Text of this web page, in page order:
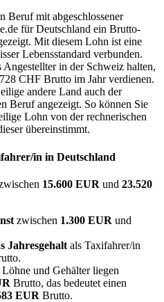
Beruf mit abgeschlossener
für Deutschland ein Brutto-
Mit diesem Lohn ist eine
Lebensstandard verbunden.
Angestellter in der Schweiz halten,
CHF Brutto im Jahr verdienen.
andere Land auch der
Beruf angezeigt. So können Sie
Lohn von der rechnerischen
übereinstimmt.
in in Deutschland
15.600 EUR und 23.520
zwischen 1.300 EUR und
Jahresgehalt als Taxifahrer/in
und Gehälter liegen
Brutto, das bedeutet einen
EUR Brutto.